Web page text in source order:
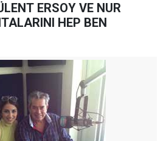
ERSOY VE NUR
HEP BEN